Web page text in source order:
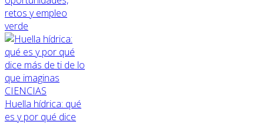
retos y empleo
verde
CIENCIAS
Huella hídrica: qué
es y por qué dice